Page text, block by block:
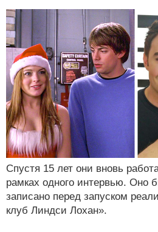
Спустя 15 лет они вновь
рамках одного интервью. Оно
записано перед запуском
клуб Линдси Лохан».